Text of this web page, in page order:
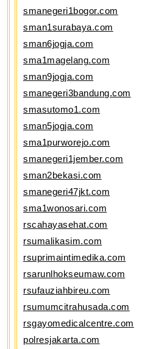
smanegeri1bogor.com
sman1surabaya.com
sman6jogja.com
sma1magelang.com
sman9jogja.com
smanegeri3bandung.com
smasutomo1.com
sman5jogja.com
sma1purworejo.com
smanegeri1jember.com
sman2bekasi.com
smanegeri47jkt.com
sma1wonosari.com
rscahayasehat.com
rsumalikasim.com
rsuprimaintimedika.com
rsarunlhokseumaw.com
rsufauziahbireu.com
rsumumcitrahusada.com
rsgayomedicalcentre.com
polresjakarta.com